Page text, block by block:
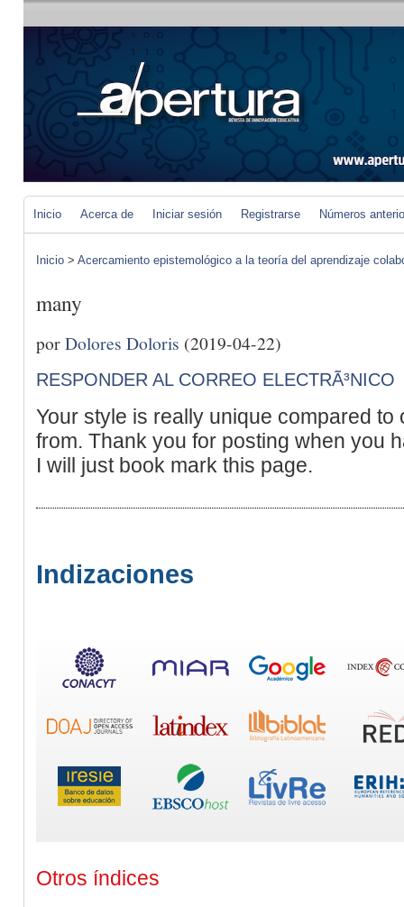
Inicio Acerca de Iniciar sesión Registrarse Números
Inicio > Acercamiento epistemológico a la teoría del aprendizaje
many
porDolores Doloris (2019-04-22)
RESPONDER AL CORREO ELECTRÃ³NICO
Your style is really unique compared to
from. Thank you for posting when you
I will just book mark this page.
Indizaciones
Otros índices